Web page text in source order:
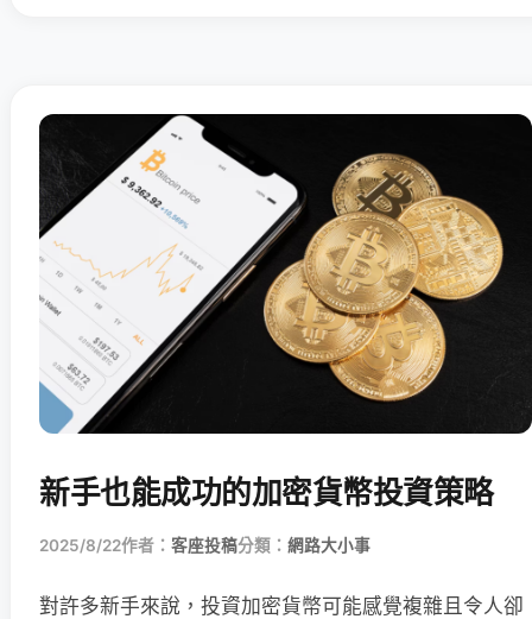
新手也能成功的加密貨幣投資策略
2025/8/22作者： 客座投稿分類： 網路大小事
對許多新手來說，投資加密貨幣可能感覺複雜且令人卻